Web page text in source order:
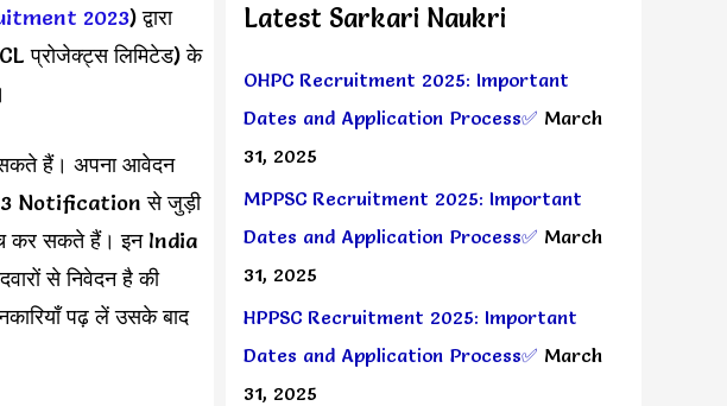
2023) द्वारा
प्रोजेक्ट्स लिमिटेड) के
सकते हैं। अपना आवेदन
Notification से जुड़ी
कर सकते हैं। इन India
से निवेदन है की
पढ़ लें उसके बाद
Latest Sarkari Naukri
OHPC Recruitment 2025: Important
Dates and Application Process✅ March
31, 2025
MPPSC Recruitment 2025: Important
Dates and Application Process✅ March
31, 2025
HPPSC Recruitment 2025: Important
Dates and Application Process✅ March
31, 2025